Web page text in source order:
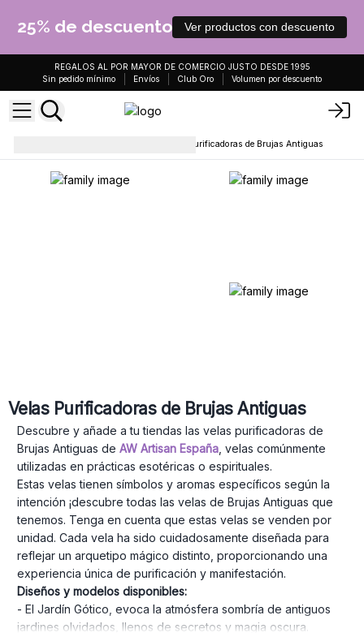
25% de descuento Ver productos con descuento
REGALOS AL POR MAYOR DE COMERCIO JUSTO DESDE 1995
Sin pedido mínimo
Envíos Club Oro Volumen por descuento
Velas Purificadoras de Brujas Antiguas
Velas Purificadoras de Brujas Antiguas
Descubre y añade a tu tiendas las velas purificadoras de
Brujas Antiguas de AW Artisan España, velas comúnmente
utilizadas en prácticas esotéricas o espirituales.
Estas velas tienen símbolos y aromas específicos según la
intención ¡descubre todas las velas de Brujas Antiguas que
tenemos. Tenga en cuenta que estas velas se venden por
unidad. Cada vela ha sido cuidadosamente diseñada para
reflejar un arquetipo mágico distinto, proporcionando una
experiencia única de purificación y manifestación.
Diseños y modelos disponibles:
- El Jardín Gótico, evoca la atmósfera sombría de antiguos
jardines olvidados, llenos de secretos y magia oscura.